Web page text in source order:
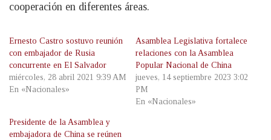
cooperación en diferentes áreas.
Ernesto Castro sostuvo reunión
con embajador de Rusia
concurrente en El Salvador
miércoles, 28 abril 2021 9:39 AM
En «Nacionales»
Asamblea Legislativa fortalece
relaciones con la Asamblea
Popular Nacional de China
jueves, 14 septiembre 2023 3:02
PM
En «Nacionales»
Presidente de la Asamblea y
embajadora de China se reúnen